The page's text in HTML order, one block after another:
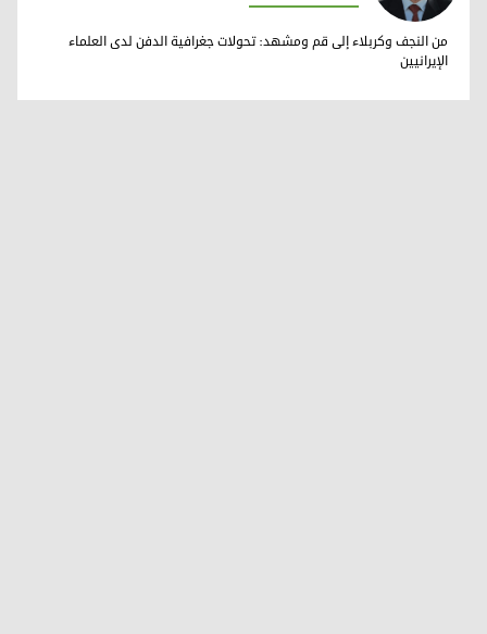
ب. د. فرست مرعي
من النجف وكربلاء إلى قم ومشهد: تحولات جغرافية الدفن لدى العلماء
الإيرانيين